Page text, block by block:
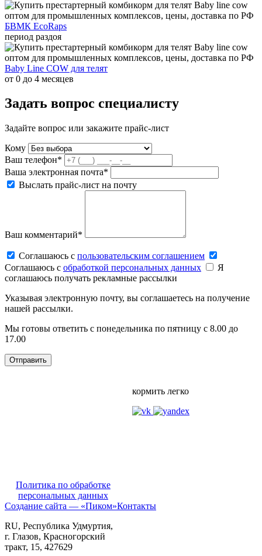
БВМК EcoRaps
период раздоя
Baby Line COW для телят
от 0 до 4 месяцев
Задать вопрос специалисту
Задайте вопрос или закажите прайс-лист
Кому
Ваш телефон*
Ваша электронная почта*
Выслать прайс-лист на почту
Ваш комментарий*
Соглашаюсь c пользовательским соглашением
Соглашаюсь c обработкой персональных данных
Я
соглашаюсь получать рекламные рассылки
Указывая электронную почту, вы соглашаетесь на получение
нашей рассылки.
Мы готовы ответить с понедельника по пятницу с 8.00 до
17.00
кормить легко
Политика по обработке
персональных данных
Создание сайта — «Пиком»Контакты
RU, Республика Удмуртия,
г. Глазов, Красногорский
тракт, 15, 427629